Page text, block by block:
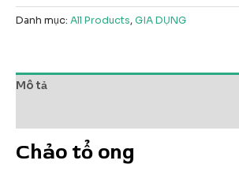
ong
số
Danh mục: All Products,GIA DỤNG
Mô tả
Chảo tổ ong